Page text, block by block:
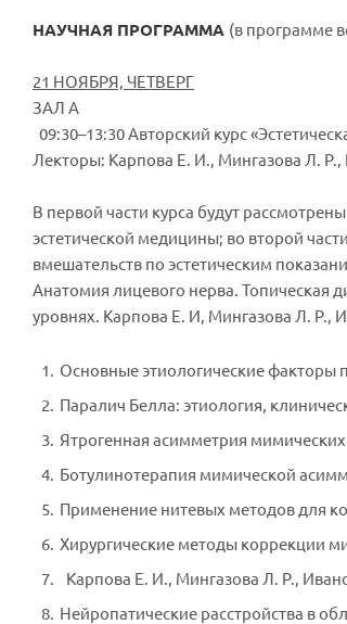
НАУЧНАЯ ПРОГРАММА (в программе
21 НОЯБРЯ, ЧЕТВЕРГ
ЗАЛ А
09:30–13:30 Авторский курс
Лекторы: Карпова Е. И., Мингазова Л. Р.,
В первой части курса будут
эстетической медицины; во второй
вмешательств по эстетическим
Анатомия лицевого нерва. Топическая
уровнях. Карпова Е. И, Мингазова Л. Р.,
Основные этиологические факторы
Паралич Белла: этиология,
Ятрогенная асимметрия
Ботулинотерапия мимической
Применение нитевых методов для
Хирургические методы коррекции
Карпова Е. И., Мингазова Л. Р.,
Нейропатические расстройства в